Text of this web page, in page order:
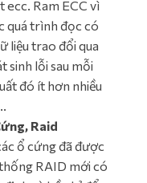
ecc. Ram ECC vì
quá trình đọc có
liệu trao đổi qua
sinh lỗi sau mỗi
đó ít hơn nhiều
Raid
ổ cứng đã được
RAID mới có